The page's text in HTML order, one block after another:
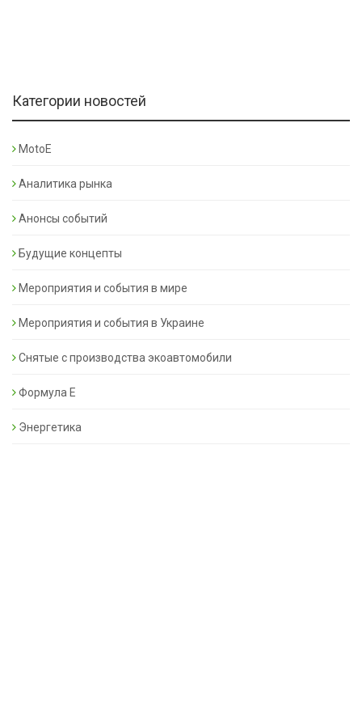
Категории новостей
MotoE
Аналитика рынка
Анонсы событий
Будущие концепты
Мероприятия и события в мире
Мероприятия и события в Украине
Снятые с производства экоавтомобили
Формула Е
Энергетика